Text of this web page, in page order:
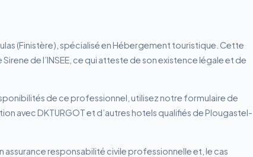
(Finistère), spécialisé en Hébergement touristique. Cette
de l’INSEE, ce qui atteste de son existence légale et de
de ce professionnel, utilisez notre formulaire de
avec DKTURGOT et d’autres hotels qualifiés de Plougastel-
assurance responsabilité civile professionnelle et, le cas